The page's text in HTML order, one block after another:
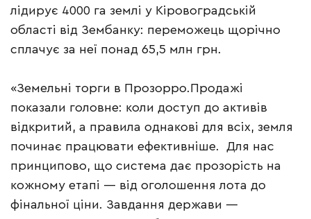
лідирує 4000 га землі у Кіровоградській
області від Зембанку: переможець щорічно
сплачує за неї понад 65,5 млн грн.
«Земельні торги в Прозорро.Продажі
показали головне: коли доступ до активів
відкритий, а правила однакові для всіх, земля
починає працювати ефективніше. Для нас
принципово, що система дає прозорість на
кожному етапі — від оголошення лота до
фінальної ціни. Завдання держави —